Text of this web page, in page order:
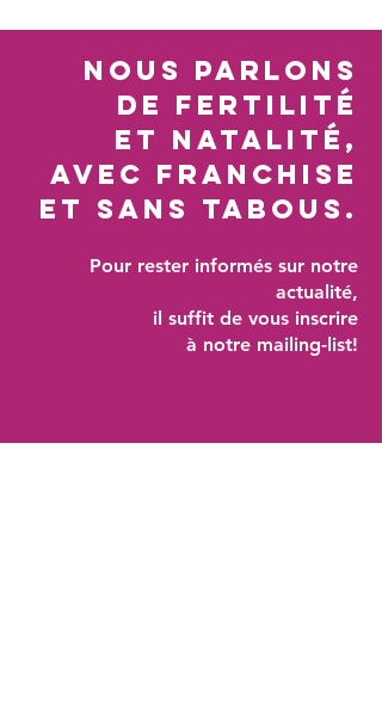
nous parlons
de FERTILITÉ
Et NATALITÉ,
avec frAnchise
Et sans TABous.
Pour rester informés sur notre
actualité,
il suffit de vous inscrire
à notre mailing-list!